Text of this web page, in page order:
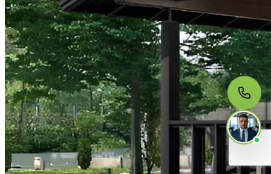
Telegram
WhatsApp
MAX